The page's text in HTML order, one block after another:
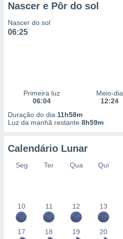
Nascer e Pôr do sol
Nascer do sol
06:25
Primeira luz
06:04
Meio-dia
12:24
Duração do dia 11h58m
Luz da manhã restante 8h59m
Calendário Lunar
Seg Ter Qua Qui
10 11 12 13
17 18 19 20